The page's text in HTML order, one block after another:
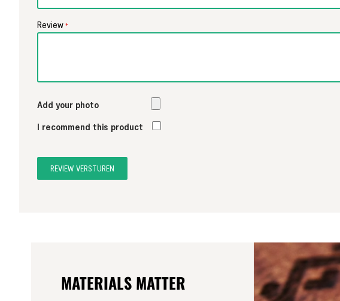
Review
Add your photo
I recommend this product
REVIEW VERSTUREN
MATERIALS MATTER